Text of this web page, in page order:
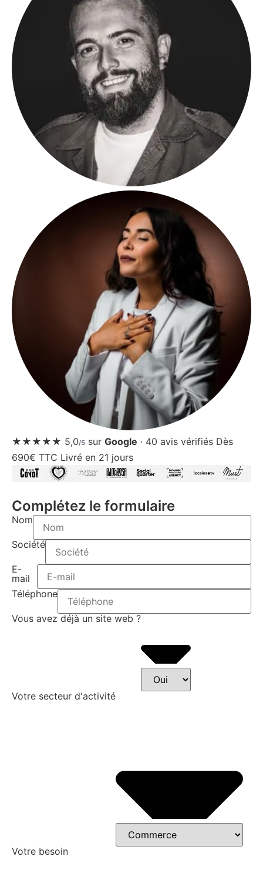
★★★★★ 5,0/5 sur Google · 40 avis vérifiés Dès
690€ TTC Livré en 21 jours
Complétez le formulaire
Nom
Société
E-
mail
Téléphone
Vous avez déjà un site web ?
Votre secteur d'activité
Votre besoin